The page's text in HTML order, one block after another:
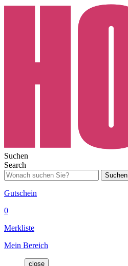
Suchen
Search
Suchen
Gutschein
0
Merkliste
Mein Bereich
close